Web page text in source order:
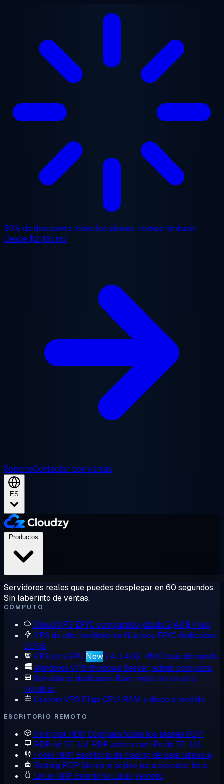
50% de descuento todos los planes, tiempo limitado.
Desde$2.48/mo
SoporteContactar con ventas
ES
Servidores reales que puedes desplegar en 60 segundos.
Sin laberinto de ventas.
CÓMPUTO
Cloud VPS EPYC compartido, desde 2,48 $/mes
VPS de alto rendimiento Núcleos EPYC dedicados,
DDR5
VPS con GPU New L4, L40S, H100 bajo demanda
Windows VPS Windows Server, admin completo
Servidores dedicados Bare metal de un solo
inquilino
Custom VPS Elige CPU, RAM y disco a medida
ESCRITORIO REMOTO
Comprar RDP Compara todos los planes RDP
RDP en EE. UU. RDP admin con IPs de EE. UU.
Forex RDP Escritorio de trading de baja latencia
Botting RDP Siempre activo para ejecutar bots
Linux RDP Escritorio Linux, remoto